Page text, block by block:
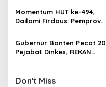
t
o
Momentum HUT ke-494,
Dailami Firdaus: Pemprov
Harus Selaras Lawan
Covid-19
Gubernur Banten Pecat 20
Pejabat Dinkes, REKAN
Don't Miss